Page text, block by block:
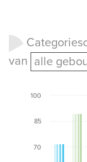
van alle
70
85
100